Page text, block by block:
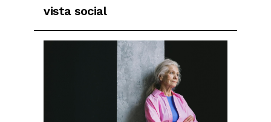
vista social